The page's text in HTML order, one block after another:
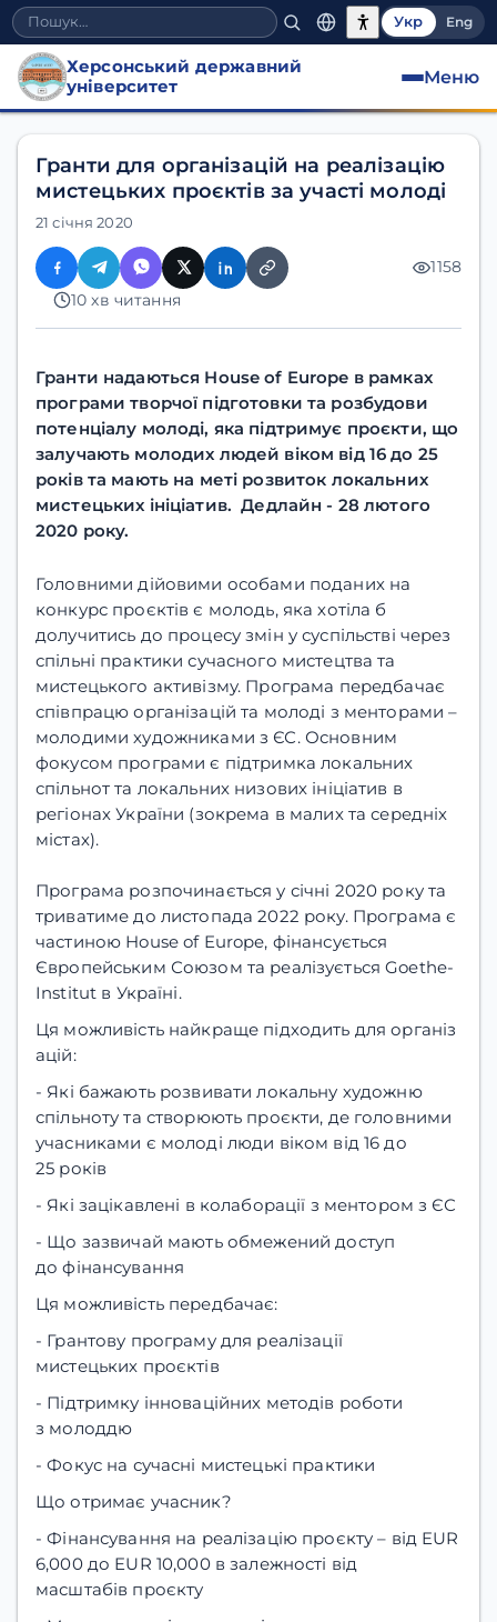
Укр Eng
Херсонський державний
університет
Меню
Гранти для організацій на реалізацію
мистецьких проєктів за участі молоді
21 січня 2020
1158
10 хв читання
Гранти надаються House of Europe в рамках
програми творчої підготовки та розбудови
потенціалу молоді, яка підтримує проєкти, що
залучають молодих людей віком від 16 до 25
років та мають на меті розвиток локальних
мистецьких ініціатив. Дедлайн - 28 лютого
2020 року.
Головними дійовими особами поданих на
конкурс проєктів є молодь, яка хотіла б
долучитись до процесу змін у суспільстві через
спільні практики сучасного мистецтва та
мистецького активізму. Програма передбачає
співпрацю організацій та молоді з менторами –
молодими художниками з ЄС. Основним
фокусом програми є підтримка локальних
спільнот та локальних низових ініціатив в
регіонах України (зокрема в малих та середніх
містах).
Програма розпочинається у січні 2020 року та
триватиме до листопада 2022 року. Програма є
частиною House of Europe, фінансується
Європейським Союзом та реалізується Goethe-
Institut в Україні.
Ця можливість найкраще підходить для організ
ацій:
- Які бажають розвивати локальну художню
спільноту та створюють проєкти, де головними
учасниками є молоді люди віком від 16 до
25 років
- Які зацікавлені в колаборації з ментором з ЄС
- Що зазвичай мають обмежений доступ
до фінансування
Ця можливість передбачає:
- Грантову програму для реалізації
мистецьких проєктів
- Підтримку інноваційних методів роботи
з молоддю
- Фокус на сучасні мистецькі практики
Що отримає учасник?
- Фінансування на реалізацію проєкту – від EUR
6,000 до EUR 10,000 в залежності від
масштабів проєкту